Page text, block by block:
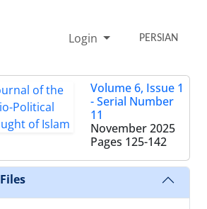
Login PERSIAN
Volume 6, Issue 1
- Serial Number
11
November 2025
Pages 125-142
Files